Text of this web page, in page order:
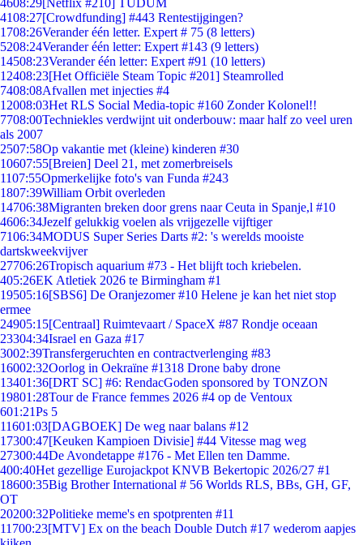
4608:29[Netflix #210] TUDUM
4108:27[Crowdfunding] #443 Rentestijgingen?
1708:26Verander één letter. Expert # 75 (8 letters)
5208:24Verander één letter: Expert #143 (9 letters)
14508:23Verander één letter: Expert #91 (10 letters)
12408:23[Het Officiële Steam Topic #201] Steamrolled
7408:08Afvallen met injecties #4
12008:03Het RLS Social Media-topic #160 Zonder Kolonel!!
7708:00Techniekles verdwijnt uit onderbouw: maar half zo veel uren
als 2007
2507:58Op vakantie met (kleine) kinderen #30
10607:55[Breien] Deel 21, met zomerbreisels
1107:55Opmerkelijke foto's van Funda #243
1807:39William Orbit overleden
14706:38Migranten breken door grens naar Ceuta in Spanje,l #10
4606:34Jezelf gelukkig voelen als vrijgezelle vijftiger
7106:34MODUS Super Series Darts #2: 's werelds mooiste
dartskweekvijver
27706:26Tropisch aquarium #73 - Het blijft toch kriebelen.
405:26EK Atletiek 2026 te Birmingham #1
19505:16[SBS6] De Oranjezomer #10 Helene je kan het niet stop
ermee
24905:15[Centraal] Ruimtevaart / SpaceX #87 Rondje oceaan
23304:34Israel en Gaza #17
3002:39Transfergeruchten en contractverlenging #83
16002:32Oorlog in Oekraïne #1318 Drone baby drone
13401:36[DRT SC] #6: RendacGoden sponsored by TONZON
19801:28Tour de France femmes 2026 #4 op de Ventoux
601:21Ps 5
11601:03[DAGBOEK] De weg naar balans #12
17300:47[Keuken Kampioen Divisie] #44 Vitesse mag weg
27300:44De Avondetappe #176 - Met Ellen ten Damme.
400:40Het gezellige Eurojackpot KNVB Bekertopic 2026/27 #1
18600:35Big Brother International # 56 Worlds RLS, BBs, GH, GF,
OT
20200:32Politieke meme's en spotprenten #11
11700:23[MTV] Ex on the beach Double Dutch #17 wederom aapjes